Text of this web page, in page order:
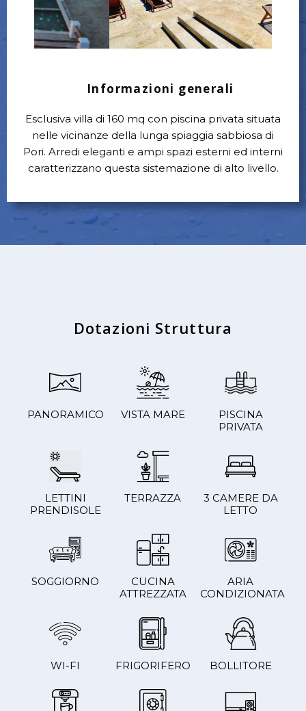
Informazioni generali
Esclusiva villa di 160 mq con piscina privata situata
nelle vicinanze della lunga spiaggia sabbiosa di
Pori. Arredi eleganti e ampi spazi esterni ed interni
caratterizzano questa sistemazione di alto livello.
Dotazioni Struttura
PANORAMICO VISTA MARE
PISCINA
PRIVATA
LETTINI
PRENDISOLE
TERRAZZA
3 CAMERE DA
LETTO
SOGGIORNO
CUCINA
ATTREZZATA
ARIA
CONDIZIONATA
WI-FI FRIGORIFERO BOLLITORE